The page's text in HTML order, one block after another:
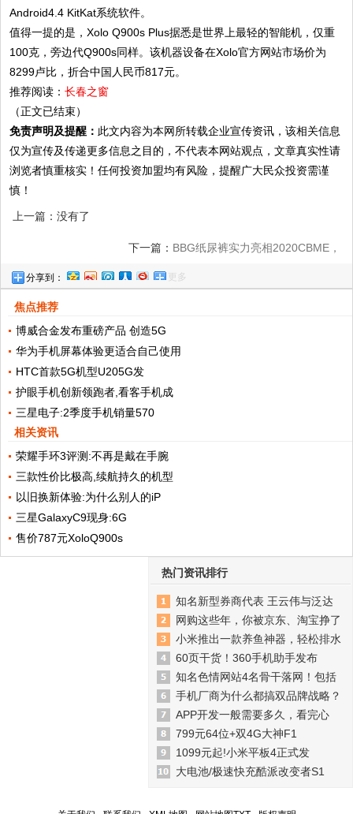
Android4.4 KitKat系统软件。
值得一提的是，Xolo Q900s Plus据悉是世界上最轻的智能机，仅重
100克，旁边代Q900s同样。该机器设备在Xolo官方网站市场价为
8299卢比，折合中国人民币817元。
推荐阅读：长春之窗
（正文已结束）
免责声明及提醒： 此文内容为本网所转载企业宣传资讯，该相关信息
仅为宣传及传递更多信息之目的，不代表本网站观点，文章真实性请
浏览者慎重核实！任何投资加盟均有风险，提醒广大民众投资需谨
慎！
上一篇：没有了
下一篇： BBG纸尿裤实力亮相2020CBME，
分享到： 更多
焦点推荐
博威合金发布重磅产品 创造5G
华为手机屏幕体验更适合自己使用
HTC首款5G机型U205G发
护眼手机创新领跑者,看客手机成
三星电子:2季度手机销量570
相关资讯
荣耀手环3评测:不再是戴在手腕
三款性价比极高,续航持久的机型
以旧换新体验:为什么别人的iP
三星GalaxyC9现身:6G
售价787元XoloQ900s
热门资讯排行
知名新型券商代表 王云伟与泛达
网购这些年，你被京东、淘宝挣了
小米推出一款养鱼神器，轻松排水
60页干货！360手机助手发布
知名色情网站4名骨干落网！包括
手机厂商为什么都搞双品牌战略？
APP开发一般需要多久，看完心
799元64位+双4G大神F1
1099元起!小米平板4正式发
大电池/极速快充酷派改变者S1